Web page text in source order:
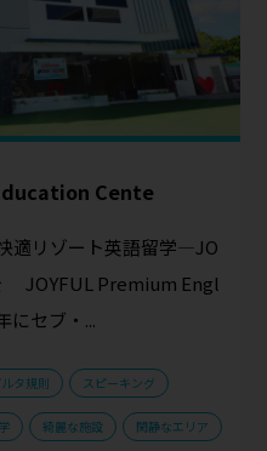
Cente
適リゾート英語留学—JO
JOYFUL Premium Engl
にセブ・...
タ規則 スピーキング
綺麗な施設 閑静なエリア